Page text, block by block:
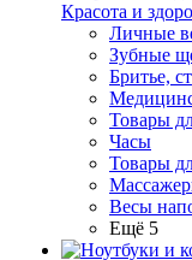
Красота и
Личные
Зубные
Бритье,
Товары
Часы
Товары
Весы
Ещё 5